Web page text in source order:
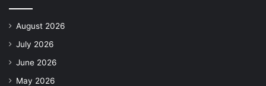
August 2026
July 2026
June 2026
May 2026